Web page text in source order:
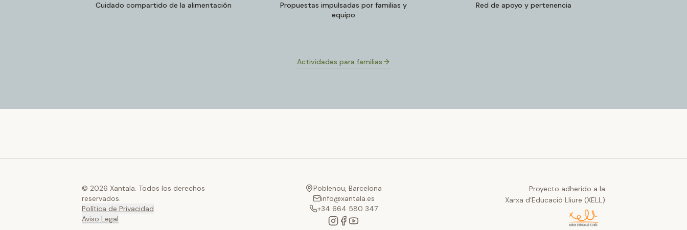
Cuidado compartido de la alimentación
Propuestas impulsadas por familias y
equipo
Red de apoyo y pertenencia
Actividades para familias
© 2026 Xantala. Todos los derechos
reservados.
Política de Privacidad
Aviso Legal
Poblenou, Barcelona
info@xantala.es
+34 664 580 347
Proyecto adherido a la
Xarxa d’Educació Lliure (XELL)